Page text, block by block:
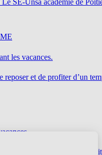
SE-Unsa académie de
les vacances.
reposer et de profiter d’un
86 reste à vos côtés. Nos